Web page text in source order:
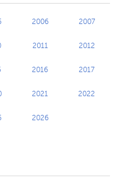
2006 2007
2011 2012
2016 2017
2021 2022
2026